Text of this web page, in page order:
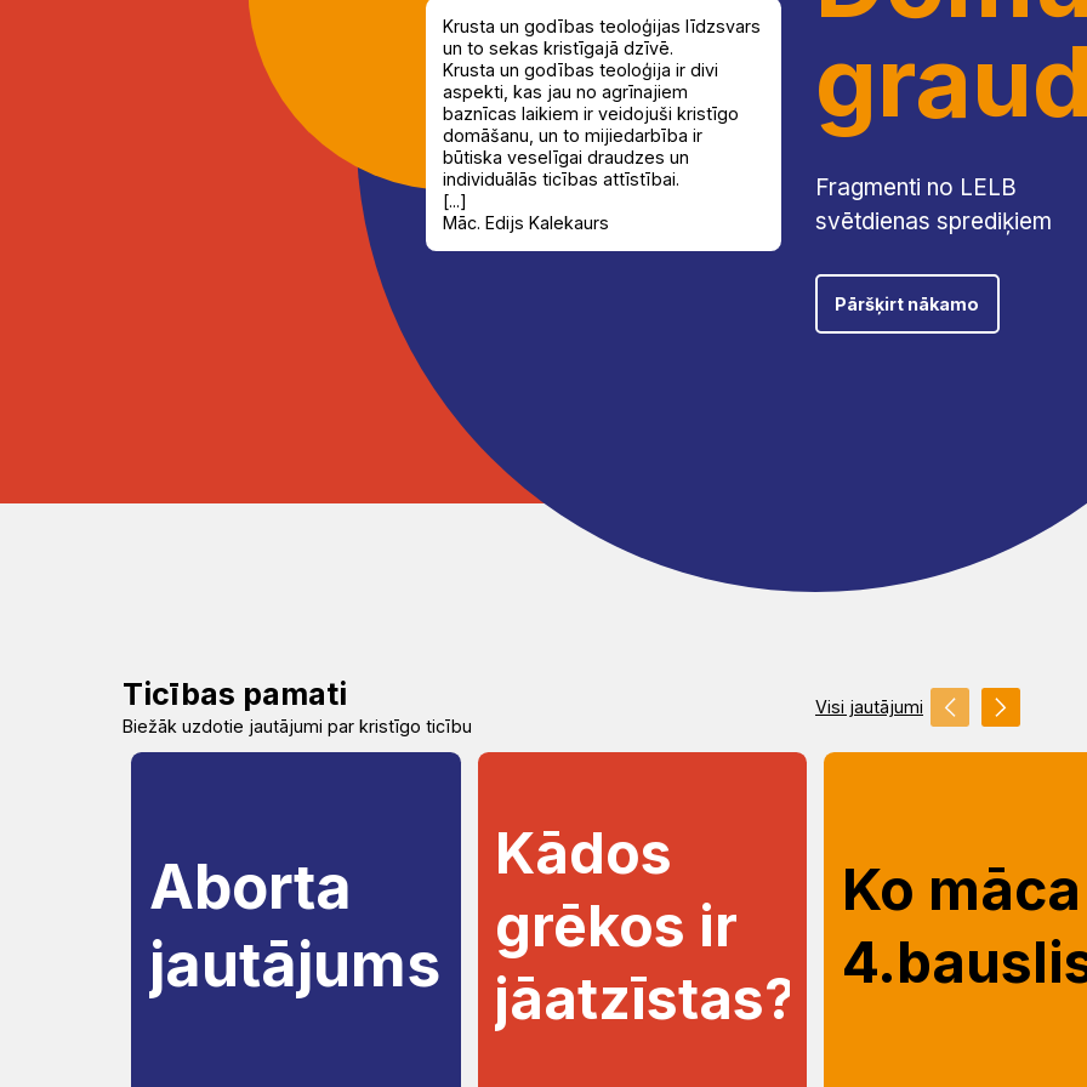
Krusta un godības teoloģijas līdzsvars
un to sekas kristīgajā dzīvē.
Krusta un godības teoloģija ir divi
aspekti, kas jau no agrīnajiem
baznīcas laikiem ir veidojuši kristīgo
domāšanu, un to mijiedarbība ir
būtiska veselīgai draudzes un
individuālās ticības attīstībai.
[...]
Māc. Edijs Kalekaurs
Fragmenti no LELB
svētdienas sprediķiem
Pāršķirt nākamo
Ticības pamati
Biežāk uzdotie jautājumi par kristīgo ticību
Visi jautājumi
Aborta
jautājums
Kādos
grēkos ir
jāatzīstas?
Ko māca